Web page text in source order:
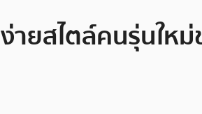
ายสไตล์คนรุ่นให